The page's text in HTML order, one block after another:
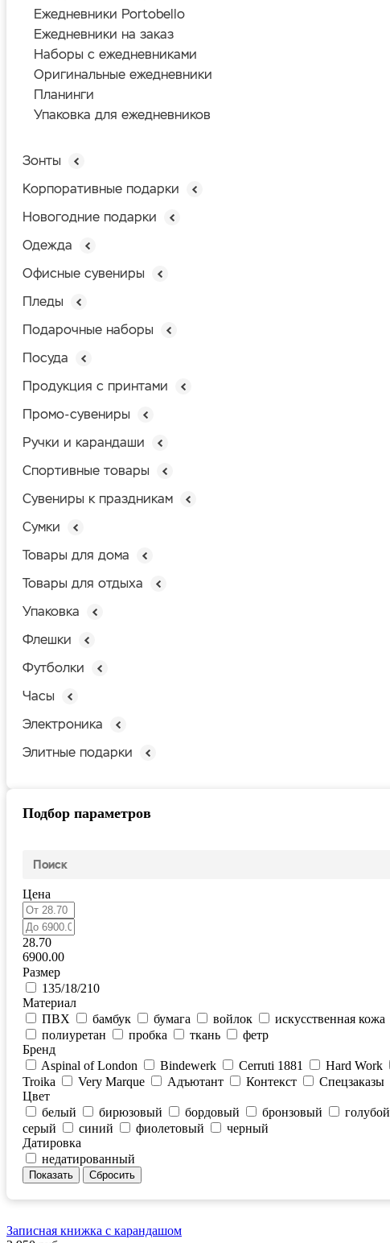
Ежедневники Portobello
Ежедневники на заказ
Наборы с ежедневниками
Оригинальные ежедневники
Планинги
Упаковка для ежедневников
Зонты
Корпоративные подарки
Новогодние подарки
Одежда
Офисные сувениры
Пледы
Подарочные наборы
Посуда
Продукция с принтами
Промо-сувениры
Ручки и карандаши
Спортивные товары
Сувениры к праздникам
Сумки
Товары для дома
Товары для отдыха
Упаковка
Флешки
Футболки
Часы
Электроника
Элитные подарки
Подбор параметров
Цена
28.70
6900.00
Размер
135/18/210
Материал
ПВХ
бамбук бумага войлок искусственная кожа
полиуретан
пробка ткань
фетр
Бренд
Aspinal of London
Bindewerk Cerruti 1881 Hard Work
Troika
Very Marque Адъютант Контекст
Спецзаказы
Цвет
белый
бирюзовый бордовый бронзовый голубой
серый
синий фиолетовый
черный
Датировка
недатированный
Записная книжка с карандашом